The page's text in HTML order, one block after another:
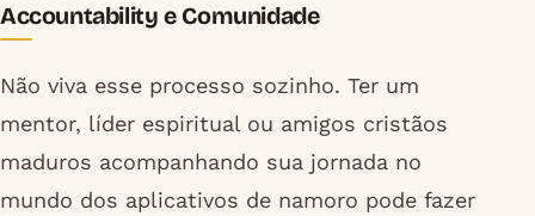
Accountability e Comunidade
Não viva esse processo sozinho. Ter um
mentor, líder espiritual ou amigos cristãos
maduros acompanhando sua jornada no
mundo dos aplicativos de namoro pode fazer